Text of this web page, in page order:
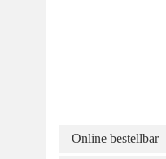
Online bestellbar